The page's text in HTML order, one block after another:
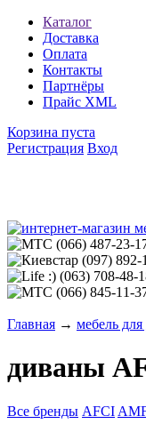
Каталог
Доставка
Оплата
Контакты
Партнёры
Прайс XML
Корзина пуста
Регистрация Вход
(066) 487-23-
(097) 892-
(063) 708-48-
(066) 845-11-
Главная → мебель для
диваны
Все бренды AFCI